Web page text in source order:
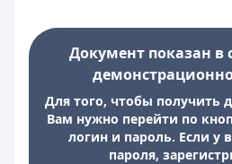
Документ показан
Для того, чтобы получить
Вам нужно перейти по
логин и пароль. Если у
пароля,